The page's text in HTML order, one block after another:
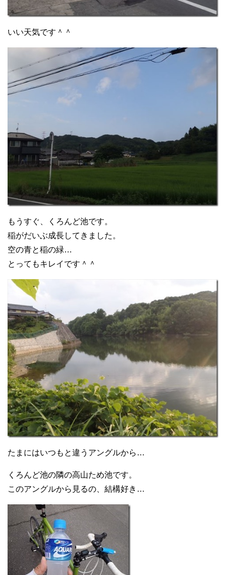
いい天気です＾＾
もうすぐ、くろんど池です。
稲がだいぶ成長してきました。
空の青と稲の緑…
とってもキレイです＾＾
たまにはいつもと違うアングルから…
くろんど池の隣の高山ため池です。
このアングルから見るの、結構好き…